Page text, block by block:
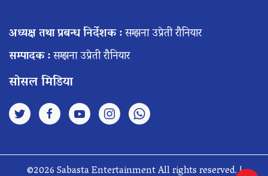
अध्यक्ष तथा प्रबन्ध निर्देशक :सम्झना उप्रेती रौनियार
सम्पादक :सम्झना उप्रेती रौनियार
सोसल मिडिया
©2026 Sabasta Entertainment All rights reserved. |